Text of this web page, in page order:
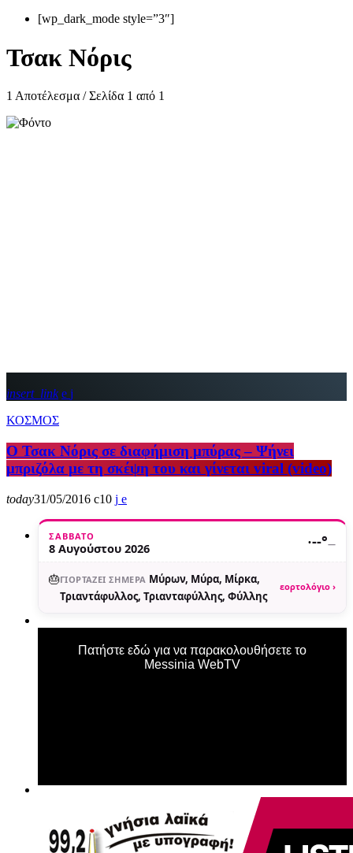
[wp_dark_mode style=”3″]
Τσακ Νόρις
1 Αποτέλεσμα / Σελίδα 1 από 1
insert_link
ΚΟΣΜΟΣ
Ο Τσακ Νόρις σε διαφήμιση μπύρας – Ψήνει
μπριζόλα με τη σκέψη του και γίνεται viral (video)
today31/05/2016 10
ΣΆΒΒΑΤΟ
8 Αυγούστου 2026 ·--°—
🎂ΓΙΟΡΤΆΖΕΙ ΣΉΜΕΡΑ Μύρων, Μύρα, Μίρκα,
Τριαντάφυλλος, Τριανταφύλλης, Φύλλης
εορτολόγιο ›
Πατήστε εδώ για να παρακολουθήσετε το
Messinia WebTV